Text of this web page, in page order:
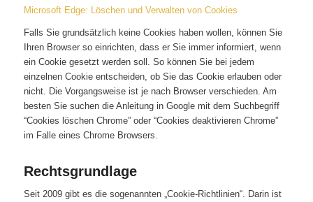
Microsoft Edge: Löschen und Verwalten von Cookies
Falls Sie grundsätzlich keine Cookies haben wollen, können Sie
Ihren Browser so einrichten, dass er Sie immer informiert, wenn
ein Cookie gesetzt werden soll. So können Sie bei jedem
einzelnen Cookie entscheiden, ob Sie das Cookie erlauben oder
nicht. Die Vorgangsweise ist je nach Browser verschieden. Am
besten Sie suchen die Anleitung in Google mit dem Suchbegriff
“Cookies löschen Chrome” oder “Cookies deaktivieren Chrome”
im Falle eines Chrome Browsers.
Rechtsgrundlage
Seit 2009 gibt es die sogenannten „Cookie-Richtlinien“. Darin ist